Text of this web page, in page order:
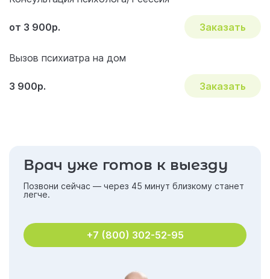
от 3 900р. Заказать
Вызов психиатра на дом
3 900р. Заказать
Врач уже готов к выезду
Позвони сейчас — через 45 минут близкому станет
легче.
+7 (800) 302-52-95